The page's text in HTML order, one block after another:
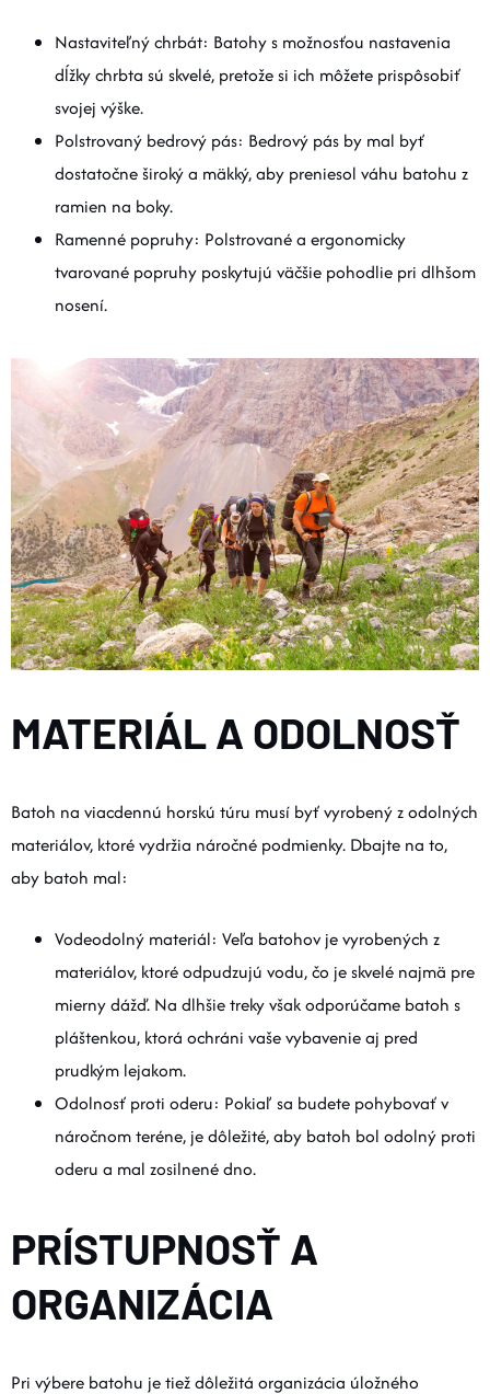
Nastaviteľný chrbát: Batohy s možnosťou nastavenia
dĺžky chrbta sú skvelé, pretože si ich môžete prispôsobiť
svojej výške.
Polstrovaný bedrový pás: Bedrový pás by mal byť
dostatočne široký a mäkký, aby preniesol váhu batohu z
ramien na boky.
Ramenné popruhy: Polstrované a ergonomicky
tvarované popruhy poskytujú väčšie pohodlie pri dlhšom
nosení.
MATERIÁL A ODOLNOSŤ
Batoh na viacdennú horskú túru musí byť vyrobený z odolných
materiálov, ktoré vydržia náročné podmienky. Dbajte na to,
aby batoh mal:
Vodeodolný materiál: Veľa batohov je vyrobených z
materiálov, ktoré odpudzujú vodu, čo je skvelé najmä pre
mierny dážď. Na dlhšie treky však odporúčame batoh s
pláštenkou, ktorá ochráni vaše vybavenie aj pred
prudkým lejakom.
Odolnosť proti oderu: Pokiaľ sa budete pohybovať v
náročnom teréne, je dôležité, aby batoh bol odolný proti
oderu a mal zosilnené dno.
PRÍSTUPNOSŤ A
ORGANIZÁCIA
Pri výbere batohu je tiež dôležitá organizácia úložného